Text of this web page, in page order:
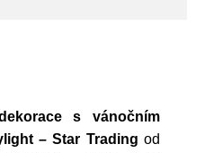
s vánočním
– Star Trading od